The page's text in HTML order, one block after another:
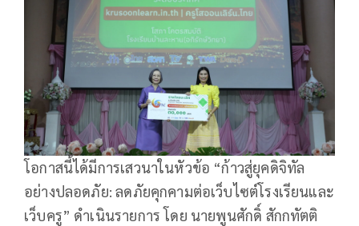
โอกาสนี้ได้มีการเสวนาในหัวข้อ “ก้าวสู่ยุคดิจิทัล
อย่างปลอดภัย: ลดภัยคุกคามต่อเว็บไซต์โรงเรียนและ
เว็บครู” ดำเนินรายการ โดย นายพูนศักดิ์ สักกทัตติ